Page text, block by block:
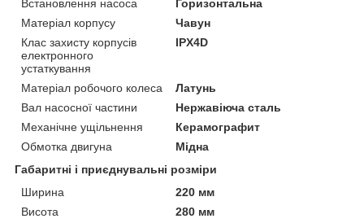
Встановлення насоса
Горизонтальна
Матеріал корпусу
Чавун
Клас захисту корпусів
електронного
устаткування
IPX4D
Матеріал робочого колеса
Латунь
Вал насосної частини
Нержавіюча сталь
Механічне ущільнення
Керамографит
Обмотка двигуна
Мідна
Габаритні і приєднувальні розміри
Ширина
220 мм
Висота
280 мм